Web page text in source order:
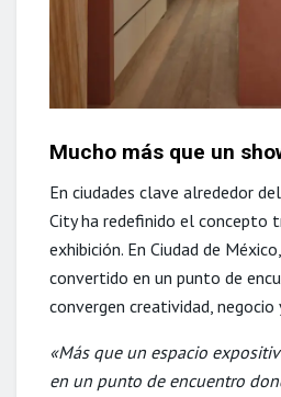
Mucho más que un
En ciudades clave alrededor
City ha redefinido el concepto
exhibición. En Ciudad de
convertido en un punto de
convergen creatividad, negocio
«Más que un espacio
en un punto de encuentro